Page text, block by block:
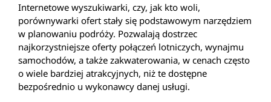
Internetowe wyszukiwarki, czy, jak kto woli,
porównywarki ofert stały się podstawowym narzędziem
w planowaniu podróży. Pozwalają dostrzec
najkorzystniejsze oferty połączeń lotniczych, wynajmu
samochodów, a także zakwaterowania, w cenach często
o wiele bardziej atrakcyjnych, niż te dostępne
bezpośrednio u wykonawcy danej usługi.